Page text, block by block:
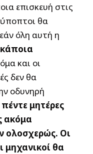
επισκευή στις
θα
όλη αυτή η
και οι
δεν θα
οδυνηρή
πέντε μητέρες
ακόμα
ολοσχερώς. Οι
μηχανικοί θα